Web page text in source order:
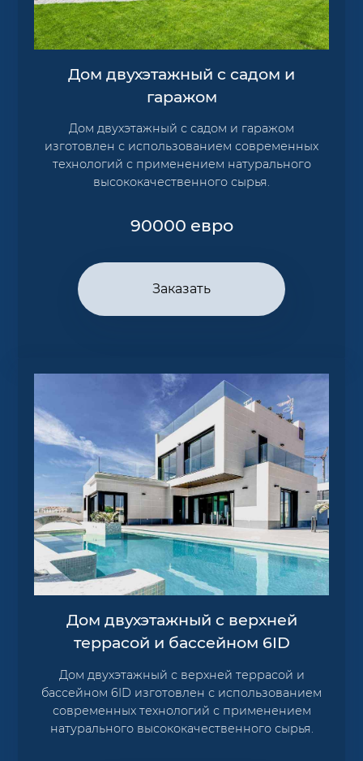
Дом двухэтажный с садом и
гаражом
Дом двухэтажный с садом и гаражом
изготовлен с использованием современных
технологий с применением натурального
высококачественного сырья.
90000 евро
Заказать
Дом двухэтажный с верхней
террасой и бассейном 6ID
Дом двухэтажный с верхней террасой и
бассейном 6ID изготовлен с использованием
современных технологий с применением
натурального высококачественного сырья.